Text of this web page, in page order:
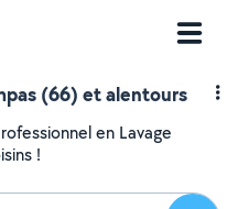
(66) et alentours
en Lavage
!